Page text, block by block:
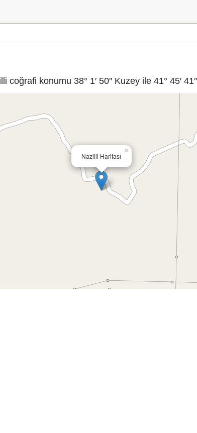
coğrafi konumu 38° 1′ 50″ Kuzey ile 41° 45′
Nazilli Haritası
×